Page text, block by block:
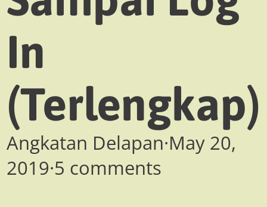
In
(Terlengkap)
Angkatan Delapan·May 20,
2019·5 comments